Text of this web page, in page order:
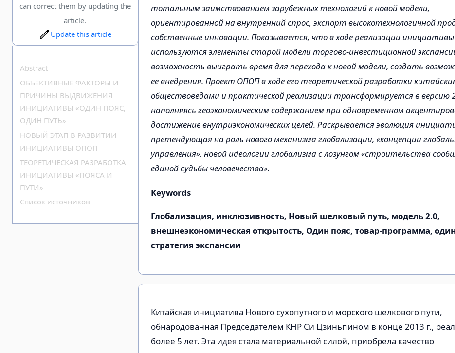
can correct them by updating the
article.
Update this article
Abstract
ОБЪЕКТИВНЫЕ ФАКТОРЫ И
ПРИЧИНЫ ВЫДВИЖЕНИЯ
ИНИЦИАТИВЫ «ОДИН ПОЯС,
ОДИН ПУТЬ»
НОВЫЙ ЭТАП В РАЗВИТИИ
ИНИЦИАТИВЫ ОПОП
ТЕОРЕТИЧЕСКАЯ РАЗРАБОТКА
ИНИЦИАТИВЫ «ПОЯСА И
ПУТИ»
Cписок источников
тотальным заимствованием зарубежных технологий к новой модели,
ориентированной на внутренний спрос, экспорт высокотехнологичной
собственные инновации. Показывается, что в ходе реализации
используются элементы старой модели торгово-инвестиционной
возможность выиграть время для перехода к новой модели, создать
ее внедрения. Проект ОПОП в ходе его теоретической разработки
обществоведами и практической реализации трансформируется в версию
наполняясь геоэкономическим содержанием при одновременном
достижение внутриэкономических целей. Раскрывается эволюция
претендующая на роль нового механизма глобализации, «концепции
управления», новой идеологии глобализма с лозунгом «строительства
единой судьбы человечества».
Keywords
Глобализация, инклюзивность, Новый шелковый путь, модель 2.0,
внешнеэкономическая открытость, Один пояс, товар-программа,
стратегия экспансии
Китайская инициатива Нового сухопутного и морского шелкового пути,
обнародованная Председателем КНР Си Цзиньпином в конце 2013 г.,
более 5 лет. Эта идея стала материальной силой, приобрела качество